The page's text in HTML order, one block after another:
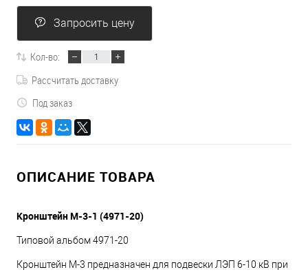
Запросить цену
Кол-во:
Рассчитать доставку
Под заказ
ОПИСАНИЕ ТОВАРА
Кронштейн М-3-1 (4971-20)
Типовой альбом 4971-20
Кронштейн М-3 предназначен для подвески ЛЭП 6-10 кВ при